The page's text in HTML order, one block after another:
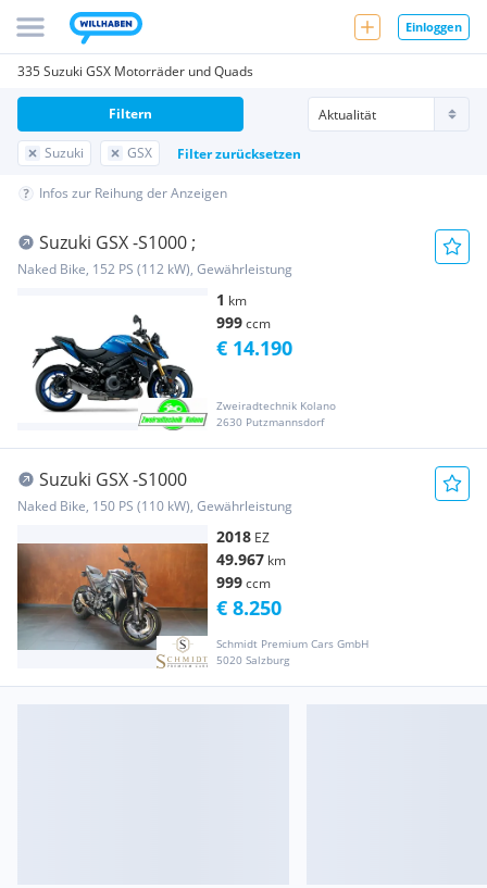
Einloggen
335 Suzuki GSX Motorräder und Quads
Suzuki GSX Filter zurücksetzen
Filtern
Infos zur Reihung der Anzeigen
Suzuki GSX -S1000 ;
Naked Bike, 152 PS (112 kW), Gewährleistung
1 km
999ccm
Zweiradtechnik Kolano
2630 Putzmannsdorf
€ 14.190
Suzuki GSX -S1000
Naked Bike, 150 PS (110 kW), Gewährleistung
2018 EZ
49.967 km
999ccm
Schmidt Premium Cars GmbH
5020 Salzburg
€ 8.250